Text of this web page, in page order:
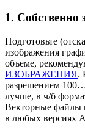
1. Собственно
Подготовьте
изображения
объеме,
ИЗОБРАЖЕНИЯ.
разрешением
лучше, в ч/б
Векторные файлы
в любых версиях